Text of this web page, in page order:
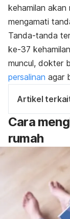
kehamilan akan
mengamati
Tanda-tanda
ke-37
muncul, dokter
persalinan agar
Artikel
Cara
rumah